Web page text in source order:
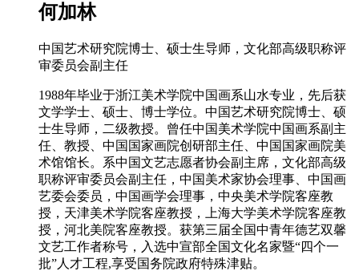
何加林
中国艺术研究院博士、硕士生导师，文化部高级职称评
审委员会副主任
1988年毕业于浙江美术学院中国画系山水专业，先后获
文学学士、硕士、博士学位。中国艺术研究院博士、硕
士生导师，二级教授。曾任中国美术学院中国画系副主
任、教授、中国国家画院创研部主任、中国国家画院美
术馆馆长。系中国文艺志愿者协会副主席，文化部高级
职称评审委员会副主任，中国美术家协会理事、中国画
艺委会委员，中国画学会理事，中央美术学院客座教
授，天津美术学院客座教授，上海大学美术学院客座教
授，河北美院客座教授。获第三届全国中青年德艺双馨
文艺工作者称号，入选中宣部全国文化名家暨“四个一
批”人才工程,享受国务院政府特殊津贴。